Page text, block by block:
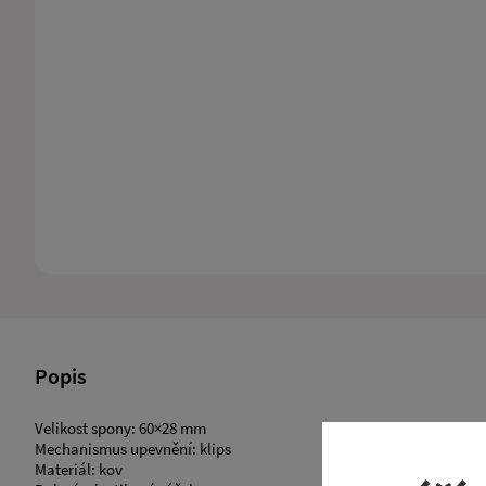
Popis
Velikost spony: 60×28 mm
Mechanismus upevnění: klips
​Materiál: kov